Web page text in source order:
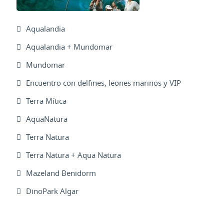
Aqualandia
Aqualandia + Mundomar
Mundomar
Encuentro con delfines, leones marinos y VIP
Terra Mítica
AquaNatura
Terra Natura
Terra Natura + Aqua Natura
Mazeland Benidorm
DinoPark Algar